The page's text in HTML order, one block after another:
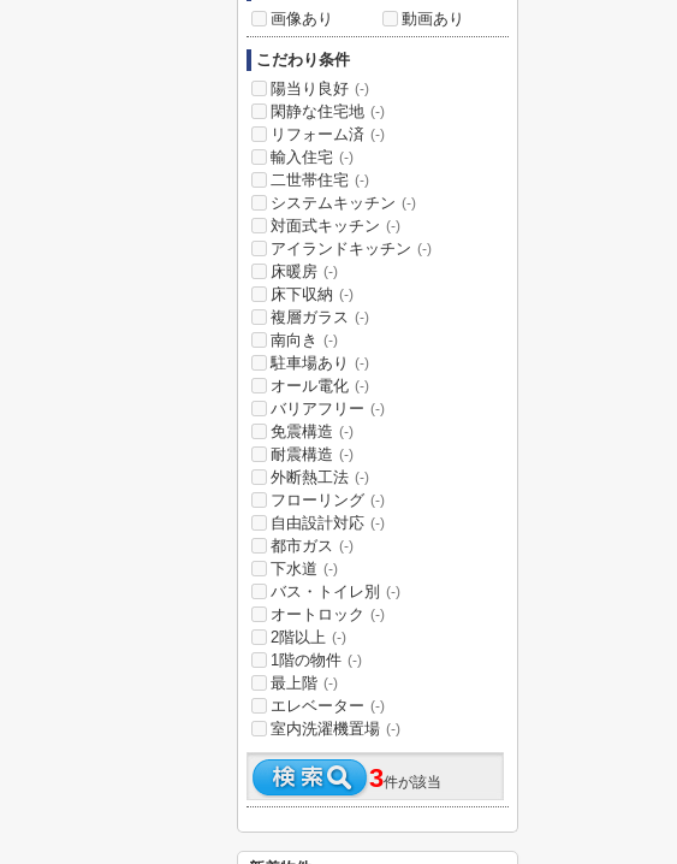
画像あり
動画あり
こだわり条件
陽当り良好 (-)
閑静な住宅地 (-)
リフォーム済 (-)
輸入住宅 (-)
二世帯住宅 (-)
システムキッチン (-)
対面式キッチン (-)
アイランドキッチン (-)
床暖房 (-)
床下収納 (-)
複層ガラス (-)
南向き (-)
駐車場あり (-)
オール電化 (-)
バリアフリー (-)
免震構造 (-)
耐震構造 (-)
外断熱工法 (-)
フローリング (-)
自由設計対応 (-)
都市ガス (-)
下水道 (-)
バス・トイレ別 (-)
オートロック (-)
2階以上 (-)
1階の物件 (-)
最上階 (-)
エレベーター (-)
室内洗濯機置場 (-)
3件が該当